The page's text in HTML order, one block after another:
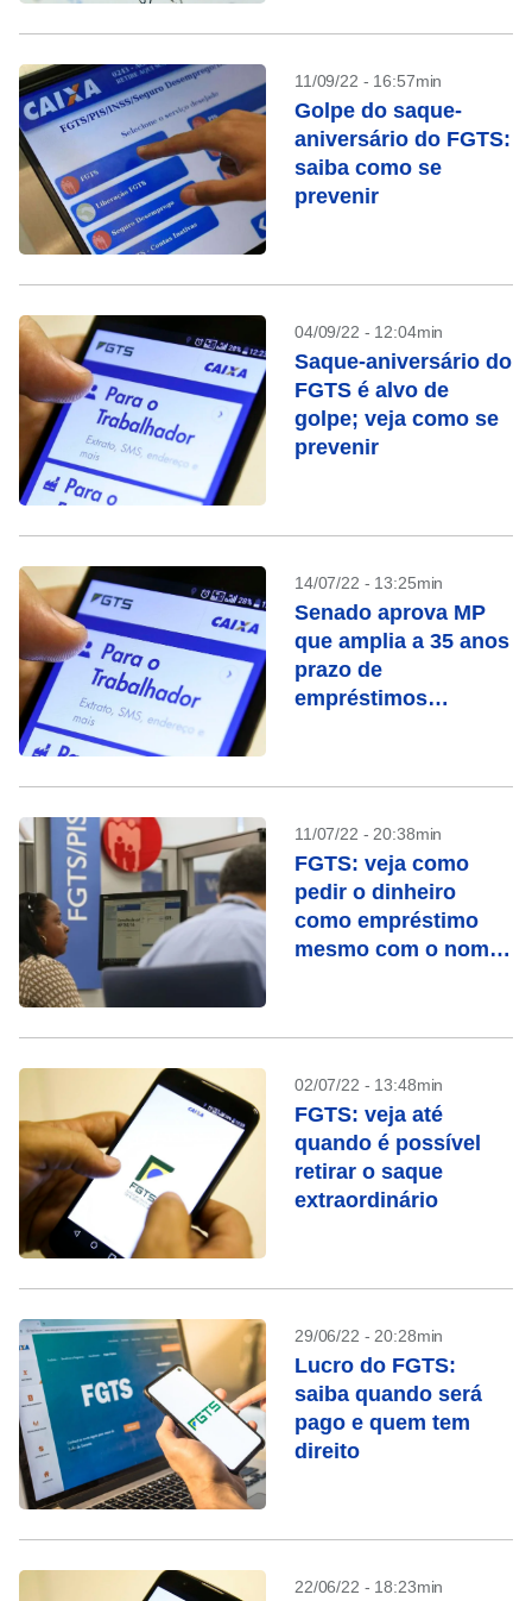
11/09/22 - 16:57min
Golpe do saque-
aniversário do FGTS:
saiba como se
prevenir
04/09/22 - 12:04min
Saque-aniversário do
FGTS é alvo de
golpe; veja como se
prevenir
14/07/22 - 13:25min
Senado aprova MP
que amplia a 35 anos
prazo de
empréstimos
11/07/22 - 20:38min
FGTS: veja como
pedir o dinheiro
como empréstimo
mesmo com o nome
02/07/22 - 13:48min
FGTS: veja até
quando é possível
retirar o saque
extraordinário
29/06/22 - 20:28min
Lucro do FGTS:
saiba quando será
pago e quem tem
direito
22/06/22 - 18:23min